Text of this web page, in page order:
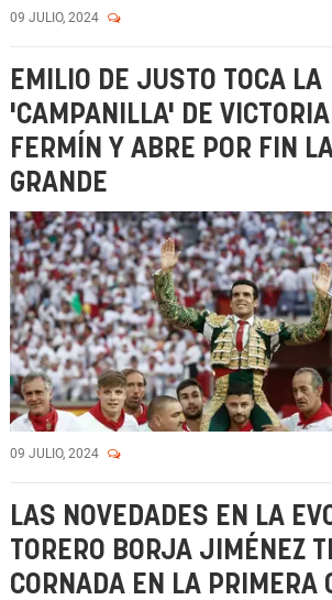
09 JULIO, 2024
EMILIO DE JUSTO TOCA LA
'CAMPANILLA' DE
FERMÍN Y ABRE POR FIN
GRANDE
09 JULIO, 2024
LAS NOVEDADES EN LA
TORERO BORJA JIMÉNEZ
CORNADA EN LA PRIMERA